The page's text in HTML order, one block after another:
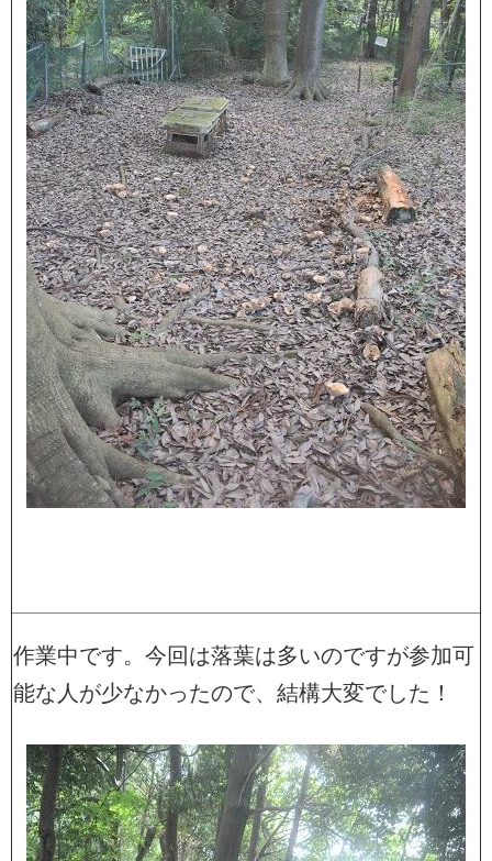
作業中です。今回は落葉は多いのですが参加可
能な人が少なかったので、結構大変でした！